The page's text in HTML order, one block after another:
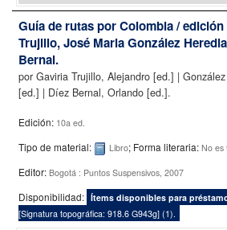
Guía de rutas por Colombia /
Trujillo, José Maria González
Bernal.
por Gaviria Trujillo, Alejandro [ed.] |
[ed.] | Díez Bernal, Orlando [ed.].
Edición: 10a ed.
Tipo de material: Libro; Forma literaria: No es
Editor: Bogotá : Puntos Suspensivos, 2007
Disponibilidad: Ítems disponibles para
[Signatura topográfica: 918.6 G943g] (1).